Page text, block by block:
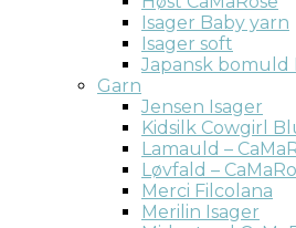
Isager Baby yarn
Isager soft
Japansk bomuld
Garn
Jensen Isager
Kidsilk Cowgirl
Lamauld –
Løvfald –
Merci Filcolana
Merilin Isager